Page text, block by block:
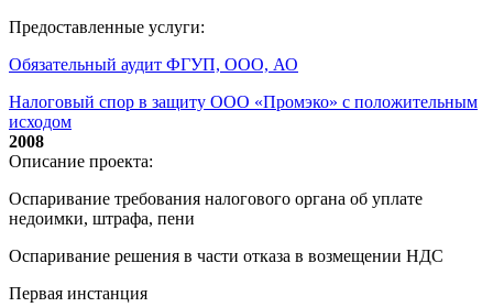
Предоставленные услуги:
Обязательный аудит ФГУП, ООО, АО
Налоговый спор в защиту ООО «Промэко» с положительным
исходом
2008
Описание проекта:
Оспаривание требования налогового органа об уплате
недоимки, штрафа, пени
Оспаривание решения в части отказа в возмещении НДС
Первая инстанция